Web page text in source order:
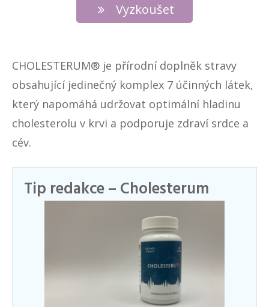
Vyzkoušet
CHOLESTERUM® je přírodní doplněk stravy
obsahující jedinečný komplex 7 účinných látek,
který napomáhá udržovat optimální hladinu
cholesterolu v krvi a podporuje zdraví srdce a
cév.
Tip redakce – Cholesterum